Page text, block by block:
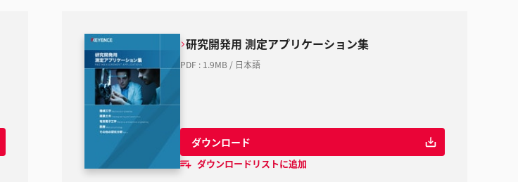
研究開発用 測定アプリケーション集
PDF : 1.9MB / 日本語
ダウンロード
ダウンロードリストに追加